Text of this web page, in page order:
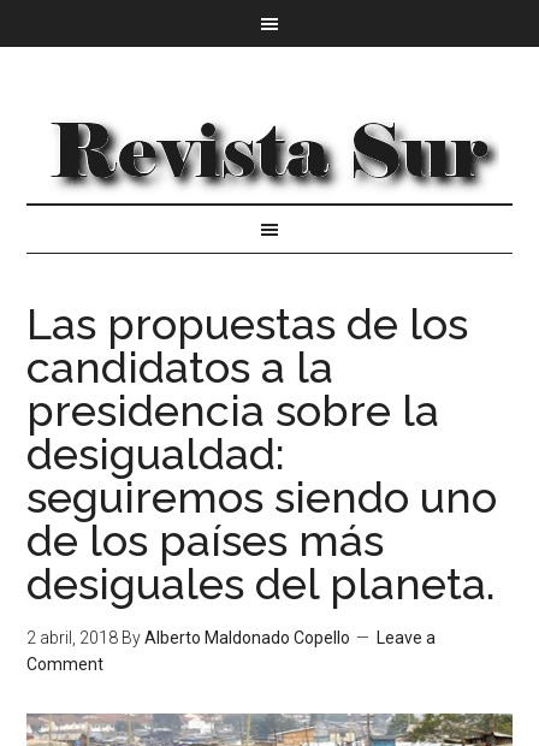
Las propuestas de los
candidatos a la
presidencia sobre la
desigualdad:
seguiremos siendo uno
de los países más
desiguales del planeta.
2 abril, 2018 ByAlberto Maldonado Copello
Leave a
Comment